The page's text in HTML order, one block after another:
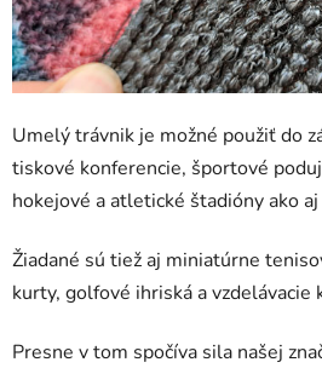
Umelý trávnik je možné použiť do
tiskové konferencie, športové
hokejové a atletické štadióny ako
Žiadané sú tiež aj miniatúrne
kurty, golfové ihriská a vzdelávacie
Presne v tom spočíva sila našej